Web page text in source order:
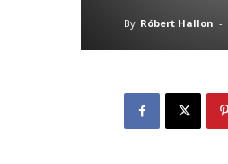
By Róbert Hallon -